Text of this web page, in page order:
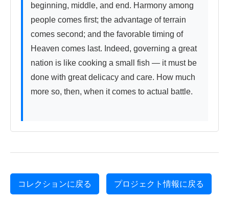
beginning, middle, and end. Harmony among
people comes first; the advantage of terrain
comes second; and the favorable timing of
Heaven comes last. Indeed, governing a great
nation is like cooking a small fish — it must be
done with great delicacy and care. How much
more so, then, when it comes to actual battle.
コレクションに戻る プロジェクト情報に戻る